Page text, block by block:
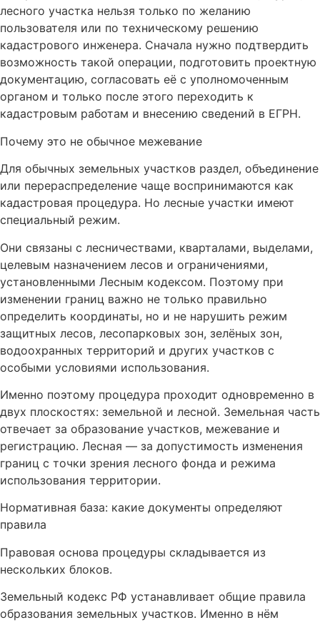
лесного участка нельзя только по желанию
пользователя или по техническому решению
кадастрового инженера. Сначала нужно подтвердить
возможность такой операции, подготовить проектную
документацию, согласовать её с уполномоченным
органом и только после этого переходить к
кадастровым работам и внесению сведений в ЕГРН.
Почему это не обычное межевание
Для обычных земельных участков раздел, объединение
или перераспределение чаще воспринимаются как
кадастровая процедура. Но лесные участки имеют
специальный режим.
Они связаны с лесничествами, кварталами, выделами,
целевым назначением лесов и ограничениями,
установленными Лесным кодексом. Поэтому при
изменении границ важно не только правильно
определить координаты, но и не нарушить режим
защитных лесов, лесопарковых зон, зелёных зон,
водоохранных территорий и других участков с
особыми условиями использования.
Именно поэтому процедура проходит одновременно в
двух плоскостях: земельной и лесной. Земельная часть
отвечает за образование участков, межевание и
регистрацию. Лесная — за допустимость изменения
границ с точки зрения лесного фонда и режима
использования территории.
Нормативная база: какие документы определяют
правила
Правовая основа процедуры складывается из
нескольких блоков.
Земельный кодекс РФ устанавливает общие правила
образования земельных участков. Именно в нём